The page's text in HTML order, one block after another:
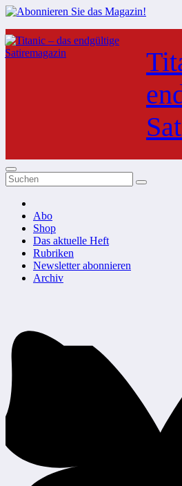
Zum
Inhalt
springen
Abo
Shop
Das aktuelle Heft
Rubriken
Newsletter abonnieren
Archiv